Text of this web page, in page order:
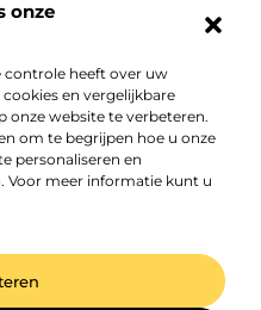
onze
controle heeft over uw
en vergelijkbare
website te verbeteren.
om te begrijpen hoe u onze
personaliseren en
Voor meer informatie kunt u
van inspiratie en
helpen.
by